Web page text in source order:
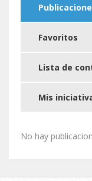
Favoritos
Lista de
Mis
No hay